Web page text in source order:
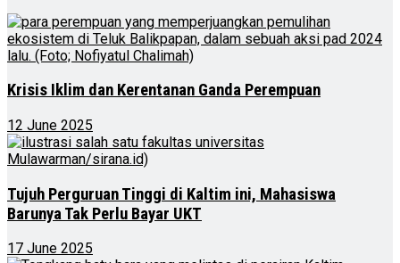
Krisis Iklim dan Kerentanan Ganda Perempuan
12 June 2025
Tujuh Perguruan Tinggi di Kaltim ini, Mahasiswa
Barunya Tak Perlu Bayar UKT
17 June 2025